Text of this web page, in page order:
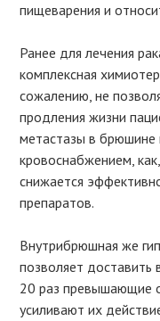
пищеварения и
Ранее для лечения
комплексная
сожалению, не
продления жизни
метастазы в
кровоснабжением,
снижается
препаратов.
Внутрибрюшная же
позволяет доставить
20 раз превышающие
усиливают их